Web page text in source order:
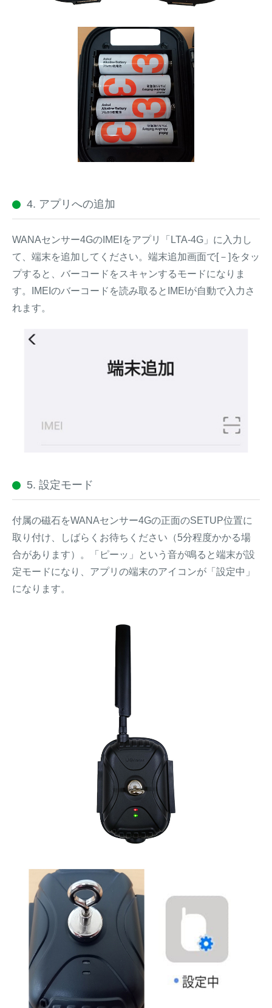
4. アプリへの追加
WANAセンサー4GのIMEIをアプリ「LTA-4G」に入力し
て、端末を追加してください。端末追加画面で[－]をタッ
プすると、バーコードをスキャンするモードになりま
す。IMEIのバーコードを読み取るとIMEIが自動で入力さ
れます。
5. 設定モード
付属の磁石をWANAセンサー4Gの正面のSETUP位置に
取り付け、しばらくお待ちください（5分程度かかる場
合があります）。「ピーッ」という音が鳴ると端末が設
定モードになり、アプリの端末のアイコンが「設定中」
になります。